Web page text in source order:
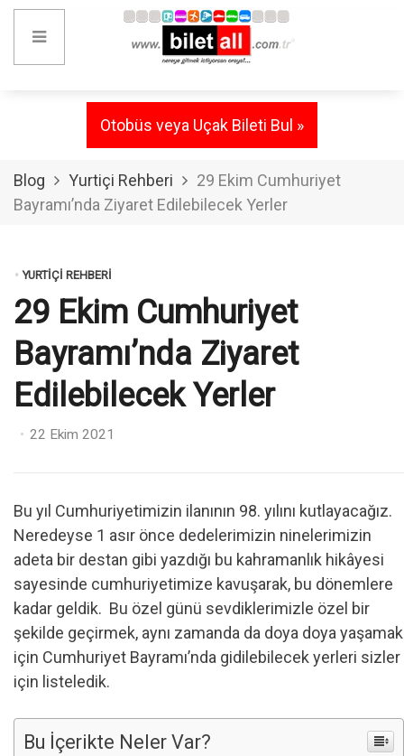
Otobüs veya Uçak Bileti Bul »
Blog Yurtiçi Rehberi
29 Ekim Cumhuriyet
Bayramı’nda Ziyaret Edilebilecek Yerler
YURTIÇI REHBERI
29 Ekim Cumhuriyet
Bayramı’nda Ziyaret
Edilebilecek Yerler
Posted
22 Ekim 2021
Bu yıl Cumhuriyetimizin ilanının 98. yılını kutlayacağız.
Neredeyse 1 asır önce dedelerimizin ninelerimizin
adeta bir destan gibi yazdığı bu kahramanlık hikâyesi
sayesinde cumhuriyetimize kavuşarak, bu dönemlere
kadar geldik. Bu özel günü sevdiklerimizle özel bir
şekilde geçirmek, aynı zamanda da doya doya yaşamak
için Cumhuriyet Bayramı’nda gidilebilecek yerleri sizler
için listeledik.
Bu İçerikte Neler Var?